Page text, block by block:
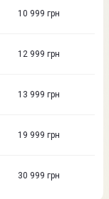
10 999 грн
12 999 грн
13 999 грн
19 999 грн
30 999 грн